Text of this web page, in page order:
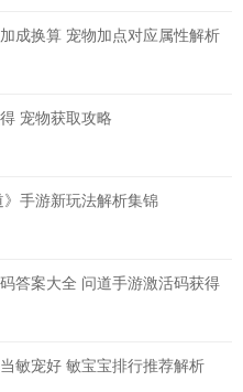
成换算 宠物加点对应属性解析
宠物获取攻略
手游新玩法解析集锦
答案大全 问道手游激活码获得
敏宠好 敏宝宝排行推荐解析